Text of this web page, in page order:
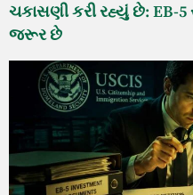
ચકાસણી કરી રહ્યું છે: EB-5
જરૂર છે